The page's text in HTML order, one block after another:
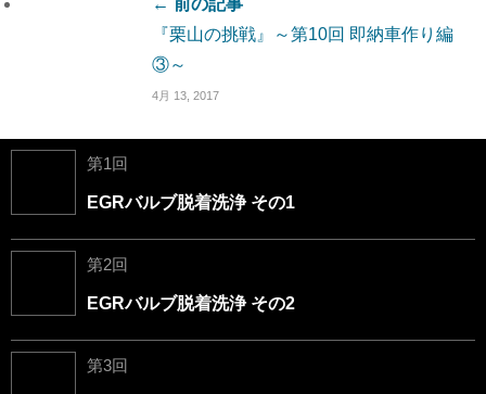
← 前の記事
『栗山の挑戦』～第10回 即納車作り編
③～
4月 13, 2017
第1回
EGRバルブ脱着洗浄 その1
第2回
EGRバルブ脱着洗浄 その2
第3回